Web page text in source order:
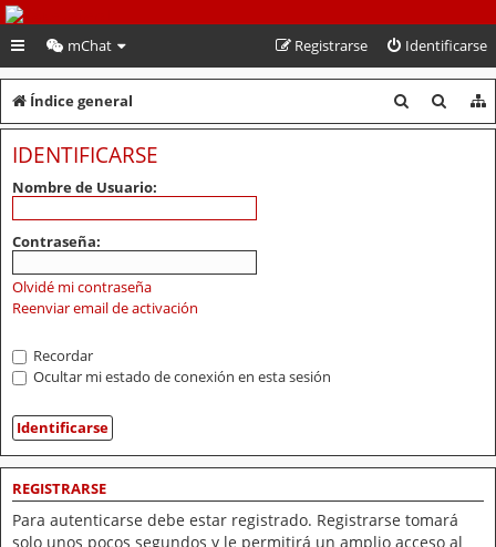
PeruVoley.com
mChat Identificarse
Registrarse
Índice general
u
u
IDENTIFICARSE
Nombre de Usuario:
Contraseña:
Olvidé mi contraseña
Reenviar email de activación
Recordar
Ocultar mi estado de conexión en esta sesión
REGISTRARSE
Para autenticarse debe estar registrado. Registrarse tomará
solo unos pocos segundos y le permitirá un amplio acceso al